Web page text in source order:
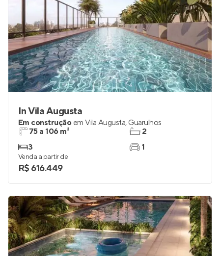
In Vila Augusta
Em construção em Vila Augusta, Guarulhos
75 a 106 m²
3
2
1
Venda a partir de
R$ 616.449